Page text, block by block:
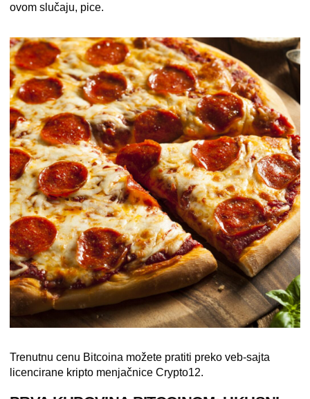
ovom slučaju, pice.
Trenutnu cenu Bitcoina možete pratiti preko veb-sajta
licencirane kripto menjačnice Crypto12.